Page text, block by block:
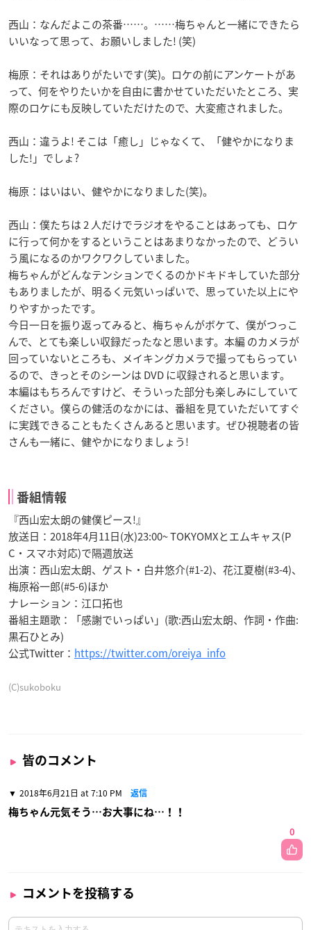
西山：なんだよこの茶番……。……梅ちゃんと一緒にできたら
いいなって思って、お願いしました! (笑)
梅原：それはありがたいです(笑)。ロケの前にアンケートがあ
って、何をやりたいかを自由に書かせていただいたところ、実
際のロケにも反映していただけたので、大変癒されました。
西山：違うよ! そこは「癒し」じゃなくて、「健やかになりま
した!」でしょ?
梅原：はいはい、健やかになりました(笑)。
西山：僕たちは 2 人だけでラジオをやることはあっても、ロケ
に行って何かをするということはあまりなかったので、どうい
う風になるのかワクワクしていました。
梅ちゃんがどんなテンションでくるのかドキドキしていた部分
もありましたが、明るく元気いっぱいで、思っていた以上にや
りやすかったです。
今日一日を振り返ってみると、梅ちゃんがボケて、僕がつっこ
んで、とても楽しい収録だったなと思います。本編 のカメラが
回っていないところも、メイキングカメラで撮ってもらってい
るので、きっとそのシーンは DVD に収録されると思います。
本編はもちろんですけど、そういった部分も楽しみにしていて
ください。僕らの健活のなかには、番組を見ていただいてすぐ
に実践できることもたくさんあると思います。ぜひ視聴者の皆
さんも一緒に、健やかになりましょう!
番組情報
『西山宏太朗の健僕ピース!』
放送日：2018年4月11日(水)23:00~ TOKYOMXとエムキャス(P
C・スマホ対応)で隔週放送
出演：西山宏太朗、ゲスト・白井悠介(#1-2)、花江夏樹(#3-4)、
梅原裕一郎(#5-6)ほか
ナレーション：江口拓也
番組主題歌：「感謝でいっぱい」(歌:西山宏太朗、作詞・作曲:
黒石ひとみ)
公式Twitter： https://twitter.com/oreiya_info
(C)sukoboku
皆のコメント
2018年6月21日 at 7:10 PM 返信
梅ちゃん元気そう…お大事にね…！！
0
コメントを投稿する